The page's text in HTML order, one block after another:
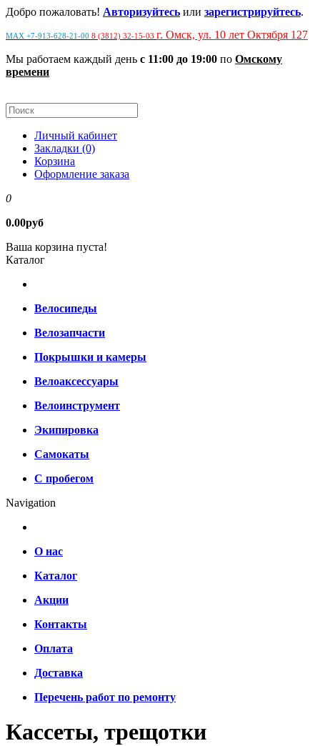
Добро пожаловать! Авторизуйтесь или зарегистрируйтесь.
MAX +7-913-628-21-00 8 (3812) 32-15-03 г. Омск, ул. 10 лет Октября 127
Мы работаем каждый день с 11:00 до 19:00 по Омскому
времени
Личный кабинет
Закладки (0)
Корзина
Оформление заказа
0
0.00руб
Ваша корзина пуста!
Каталог
Велосипеды
Велозапчасти
Покрышки и камеры
Велоаксессуары
Велоинструмент
Экипировка
Самокаты
С пробегом
Navigation
О нас
Каталог
Акции
Контакты
Оплата
Доставка
Перечень работ по ремонту
Кассеты, трещотки